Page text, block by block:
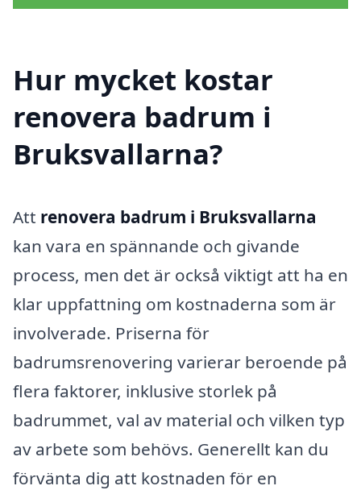
Hur mycket kostar
renovera badrum i
Bruksvallarna?
Att renovera badrum i Bruksvallarna
kan vara en spännande och givande
process, men det är också viktigt att ha en
klar uppfattning om kostnaderna som är
involverade. Priserna för
badrumsrenovering varierar beroende på
flera faktorer, inklusive storlek på
badrummet, val av material och vilken typ
av arbete som behövs. Generellt kan du
förvänta dig att kostnaden för en